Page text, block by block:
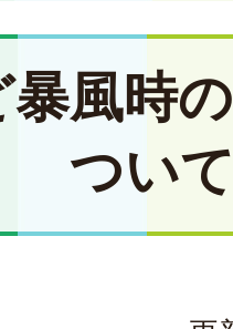
暴風時
つい